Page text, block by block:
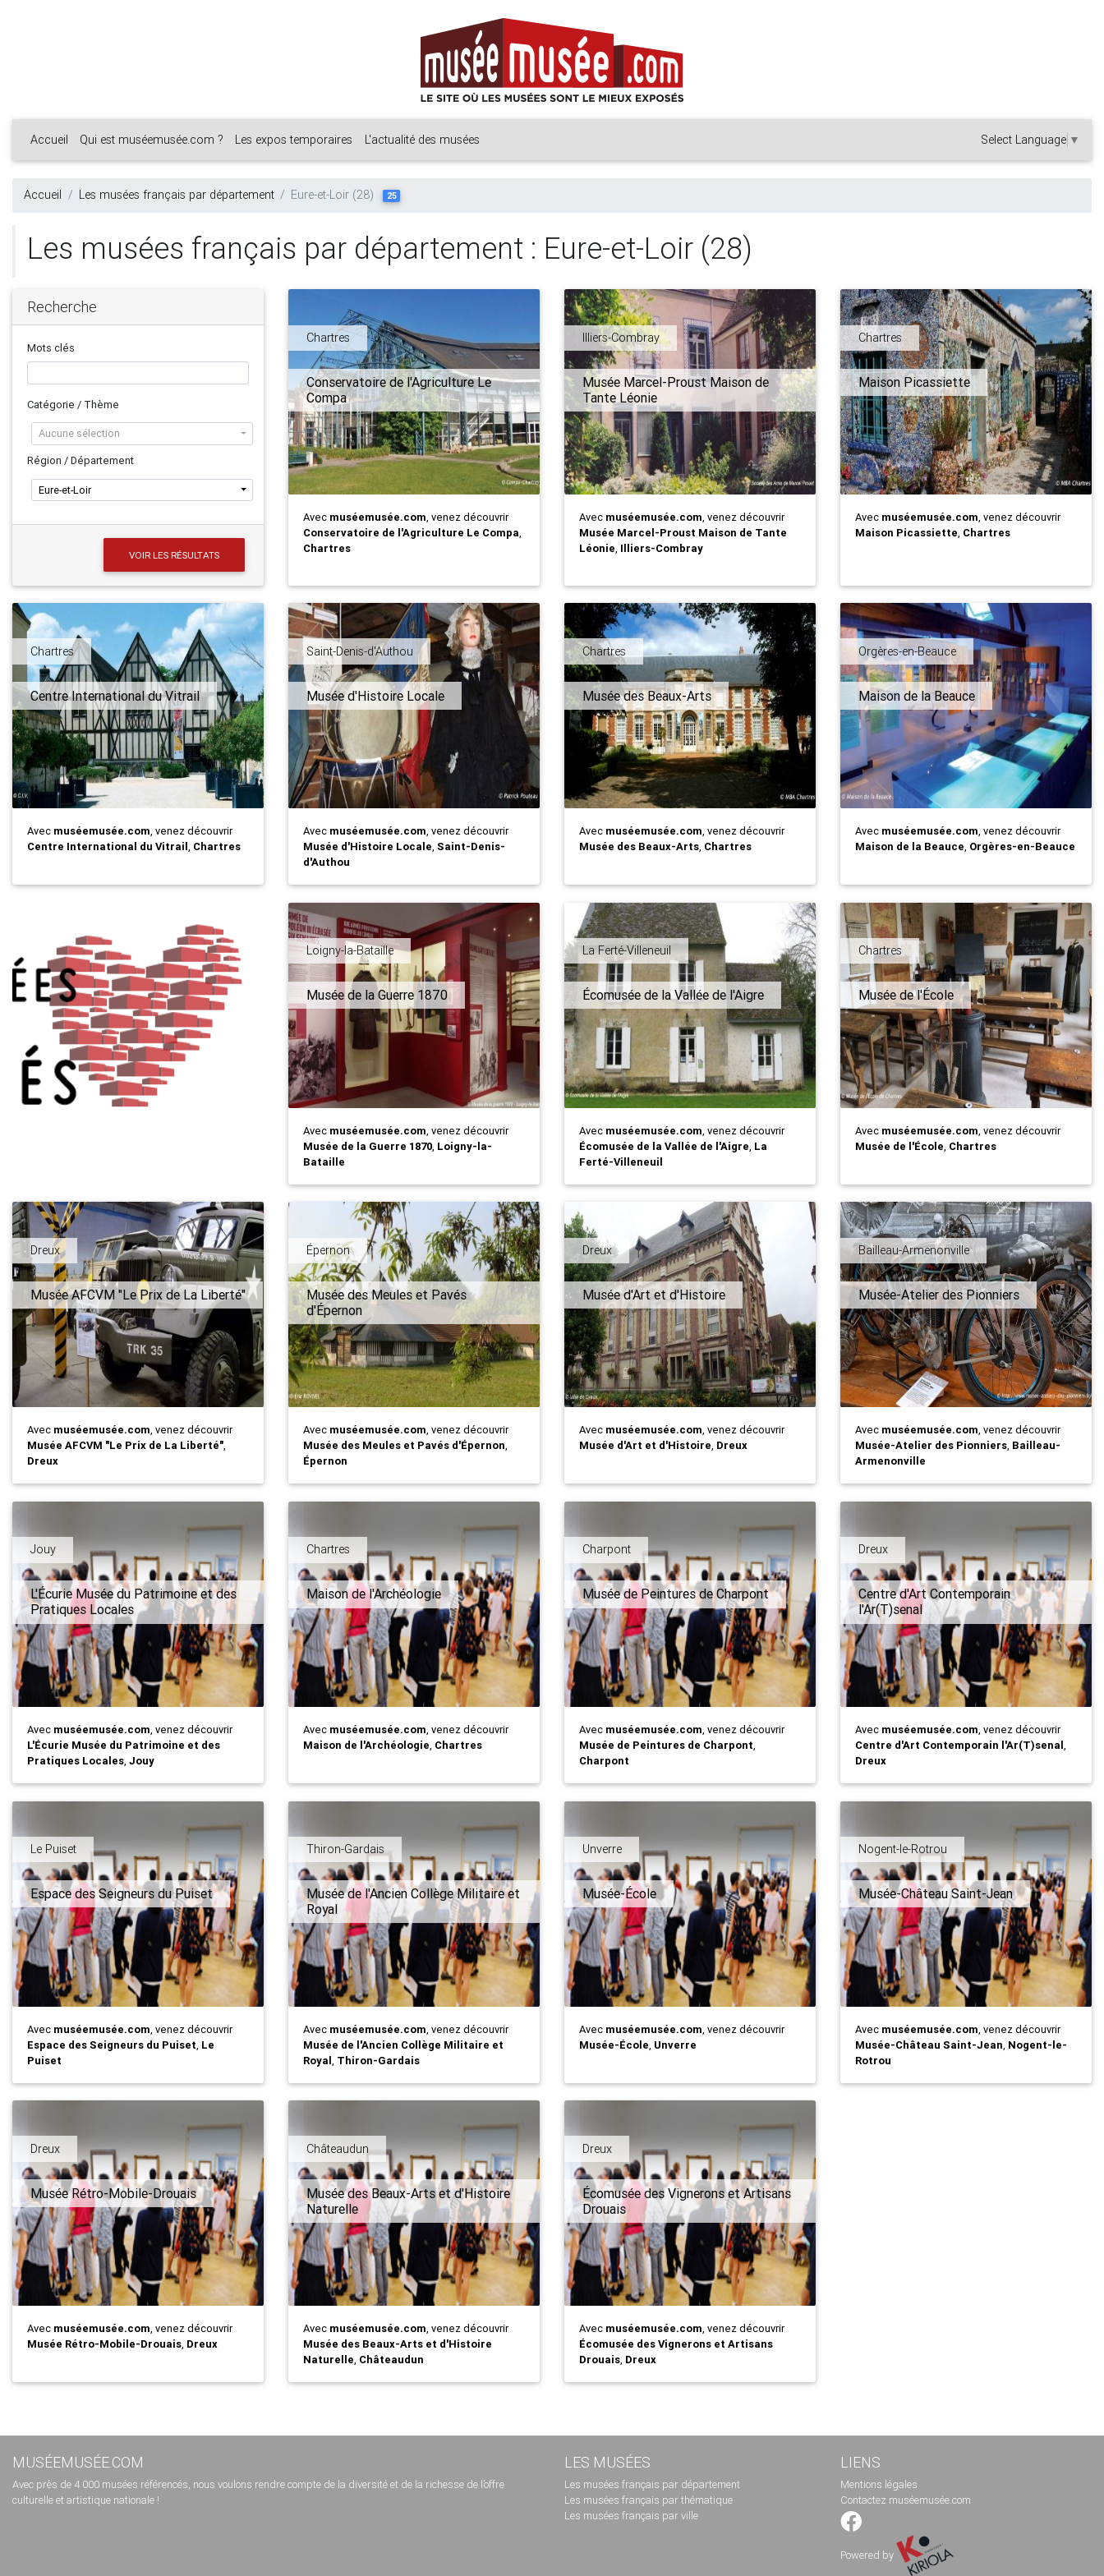
Accueil Qui est muséemusée.com ? Les expos temporaires L'actualité des musées Select Language ▼
Accueil Les musées français par département Eure-et-Loir (28) 25
Les musées français par département : Eure-et-Loir (28)
Recherche
Mots clés
Catégorie / Thème
Aucune sélection
Région / Département
Eure-et-Loir
VOIR LES RÉSULTATS
Chartres
Conservatoire de l'Agriculture Le
Compa
Avec muséemusée.com, venez découvrir
Conservatoire de l'Agriculture Le Compa,
Chartres
Illiers-Combray
Musée Marcel-Proust Maison de
Tante Léonie
Avec muséemusée.com, venez découvrir
Musée Marcel-Proust Maison de Tante
Léonie, Illiers-Combray
Chartres
Maison Picassiette
Avec muséemusée.com, venez découvrir
Maison Picassiette, Chartres
Chartres
Centre International du Vitrail
Avec muséemusée.com, venez découvrir
Centre International du Vitrail, Chartres
Saint-Denis-d'Authou
Musée d'Histoire Locale
Avec muséemusée.com, venez découvrir
Musée d'Histoire Locale, Saint-Denis-
d'Authou
Chartres
Musée des Beaux-Arts
Avec muséemusée.com, venez découvrir
Musée des Beaux-Arts, Chartres
Orgères-en-Beauce
Maison de la Beauce
Avec muséemusée.com, venez découvrir
Maison de la Beauce, Orgères-en-Beauce
Loigny-la-Bataille
Musée de la Guerre 1870
Avec muséemusée.com, venez découvrir
Musée de la Guerre 1870, Loigny-la-
Bataille
La Ferté-Villeneuil
Écomusée de la Vallée de l'Aigre
Avec muséemusée.com, venez découvrir
Écomusée de la Vallée de l'Aigre, La
Ferté-Villeneuil
Chartres
Musée de l'École
Avec muséemusée.com, venez découvrir
Musée de l'École, Chartres
Dreux
Musée AFCVM "Le Prix de La Liberté"
Avec muséemusée.com, venez découvrir
Musée AFCVM "Le Prix de La Liberté",
Dreux
Épernon
Musée des Meules et Pavés
d'Épernon
Avec muséemusée.com, venez découvrir
Musée des Meules et Pavés d'Épernon,
Épernon
Dreux
Musée d'Art et d'Histoire
Avec muséemusée.com, venez découvrir
Musée d'Art et d'Histoire, Dreux
Bailleau-Armenonville
Musée-Atelier des Pionniers
Avec muséemusée.com, venez découvrir
Musée-Atelier des Pionniers, Bailleau-
Armenonville
Jouy
L'Écurie Musée du Patrimoine et des
Pratiques Locales
Avec muséemusée.com, venez découvrir
L'Écurie Musée du Patrimoine et des
Pratiques Locales, Jouy
Chartres
Maison de l'Archéologie
Avec muséemusée.com, venez découvrir
Maison de l'Archéologie, Chartres
Charpont
Musée de Peintures de Charpont
Avec muséemusée.com, venez découvrir
Musée de Peintures de Charpont,
Charpont
Dreux
Centre d'Art Contemporain
l'Ar(T)senal
Avec muséemusée.com, venez découvrir
Centre d'Art Contemporain l'Ar(T)senal,
Dreux
Le Puiset
Espace des Seigneurs du Puiset
Avec muséemusée.com, venez découvrir
Espace des Seigneurs du Puiset, Le
Puiset
Thiron-Gardais
Musée de l'Ancien Collège Militaire et
Royal
Avec muséemusée.com, venez découvrir
Musée de l'Ancien Collège Militaire et
Royal, Thiron-Gardais
Unverre
Musée-École
Avec muséemusée.com, venez découvrir
Musée-École, Unverre
Nogent-le-Rotrou
Musée-Château Saint-Jean
Avec muséemusée.com, venez découvrir
Musée-Château Saint-Jean, Nogent-le-
Rotrou
Dreux
Musée Rétro-Mobile-Drouais
Avec muséemusée.com, venez découvrir
Musée Rétro-Mobile-Drouais, Dreux
Châteaudun
Musée des Beaux-Arts et d'Histoire
Naturelle
Avec muséemusée.com, venez découvrir
Musée des Beaux-Arts et d'Histoire
Naturelle, Châteaudun
Dreux
Écomusée des Vignerons et Artisans
Drouais
Avec muséemusée.com, venez découvrir
Écomusée des Vignerons et Artisans
Drouais, Dreux
MUSÉEMUSÉE.COM
Avec près de 4 000 musées référencés, nous voulons rendre compte de la diversité et de la richesse de l’offre
culturelle et artistique nationale !
LES MUSÉES
Les musées français par département
Les musées français par thématique
Les musées français par ville
LIENS
Mentions légales
Contactez muséemusée.com
Powered by